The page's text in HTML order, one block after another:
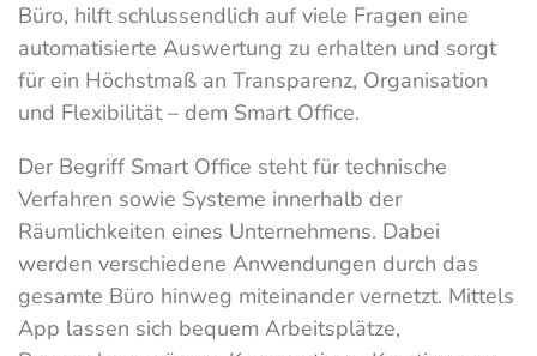
Büro, hilft schlussendlich auf viele Fragen eine
automatisierte Auswertung zu erhalten und sorgt
für ein Höchstmaß an Transparenz, Organisation
und Flexibilität – dem Smart Office.
Der Begriff Smart Office steht für technische
Verfahren sowie Systeme innerhalb der
Räumlichkeiten eines Unternehmens. Dabei
werden verschiedene Anwendungen durch das
gesamte Büro hinweg miteinander vernetzt. Mittels
App lassen sich bequem Arbeitsplätze,